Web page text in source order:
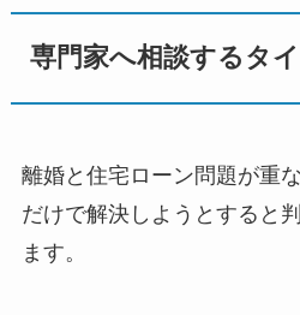
専門家へ相談するタ
離婚と住宅ローン問題が重
だけで解決しようとすると
ます。